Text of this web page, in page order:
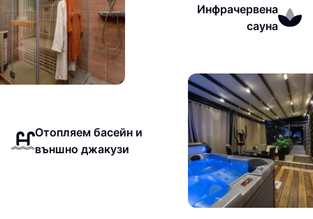
Инфрачервена
сауна
Отопляем басейн и
външно джакузи